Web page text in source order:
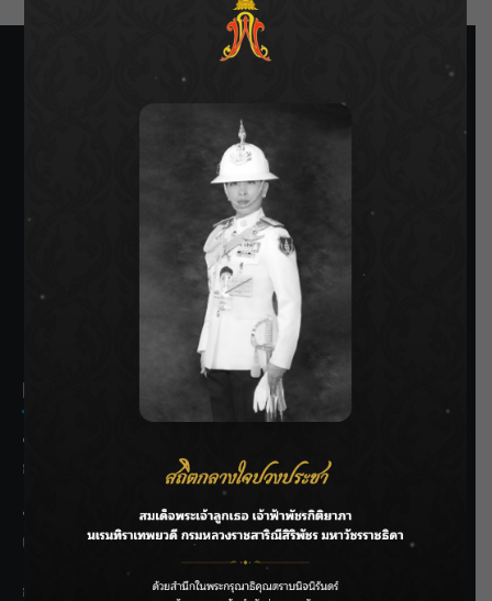
SIAMRATH VARIETY
THE BEST ENTERTAINMENT
Recent Posts
ชลประทานเชียงใหม่เร่งพร่องน้ำแม่น้ำปิง รับมวลน้ำเหนือ ย้ำ
ยังไม่ล้นตลิ่ง
ฟาดลุคใหม่! “แบม พิชญานิน” แดนซ์สับทุกจังหวะ ชวนแฟนๆ
แกะท่า #นอกจอนอกใจ
กรมชลฯ รับฟังประชาชน ติดตามแก้ปัญหาโครงการประตู